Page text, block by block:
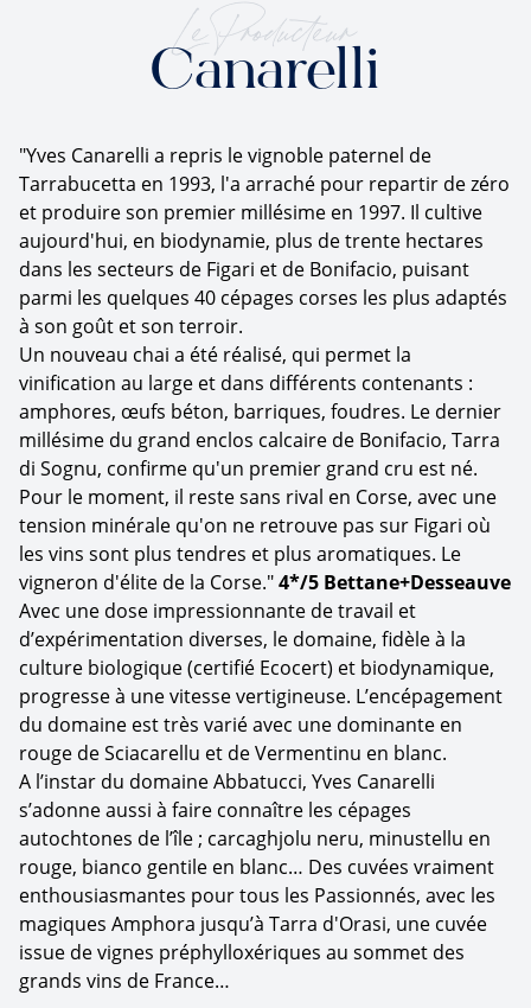
Le Producteur
Canarelli
"Yves Canarelli a repris le vignoble paternel de
Tarrabucetta en 1993, l'a arraché pour repartir de zéro
et produire son premier millésime en 1997. Il cultive
aujourd'hui, en biodynamie, plus de trente hectares
dans les secteurs de Figari et de Bonifacio, puisant
parmi les quelques 40 cépages corses les plus adaptés
à son goût et son terroir.
Un nouveau chai a été réalisé, qui permet la
vinification au large et dans différents contenants :
amphores, œufs béton, barriques, foudres. Le dernier
millésime du grand enclos calcaire de Bonifacio, Tarra
di Sognu, confirme qu'un premier grand cru est né.
Pour le moment, il reste sans rival en Corse, avec une
tension minérale qu'on ne retrouve pas sur Figari où
les vins sont plus tendres et plus aromatiques. Le
vigneron d'élite de la Corse."4*/5 Bettane+Desseauve
Avec une dose impressionnante de travail et
d’expérimentation diverses, le domaine, fidèle à la
culture biologique (certifié Ecocert) et biodynamique,
progresse à une vitesse vertigineuse. L’encépagement
du domaine est très varié avec une dominante en
rouge de Sciacarellu et de Vermentinu en blanc.
A l’instar du domaine Abbatucci, Yves Canarelli
s’adonne aussi à faire connaître les cépages
autochtones de l’île ; carcaghjolu neru, minustellu en
rouge, bianco gentile en blanc… Des cuvées vraiment
enthousiasmantes pour tous les Passionnés, avec les
magiques Amphora jusqu’à Tarra d'Orasi, une cuvée
issue de vignes préphylloxériques au sommet des
grands vins de France…